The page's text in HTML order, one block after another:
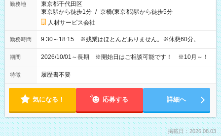
勤務地
東京都千代田区
東京駅から徒歩1分 / 京橋(東京都)駅から徒歩5分
人材サービス会社
勤務時間 9:30～18:15 ※残業はほとんどありません。※休憩60分。
期間 2026/10/01～長期 ※開始日はご相談可能です！ ※10月～！
特徴 履歴書不要
気になる！ 応募する 詳細へ
掲載日：2026.08.03